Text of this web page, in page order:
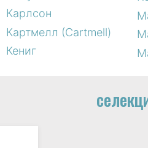
Карлсон
Картмелл (Cartmell)
Кениг